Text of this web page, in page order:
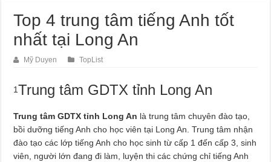
Top 4 trung tâm tiếng Anh tốt
nhất tại Long An
Mỹ Duyen TopList
1 Trung tâm GDTX tỉnh Long An
Trung tâm GDTX tỉnh Long An là trung tâm chuyên đào tạo,
bồi dưỡng tiếng Anh cho học viên tại Long An. Trung tâm nhận
đào tạo các lớp tiếng Anh cho học sinh từ cấp 1 đến cấp 3, sinh
viên, người lớn đang đi làm, luyện thi các chứng chỉ tiếng Anh